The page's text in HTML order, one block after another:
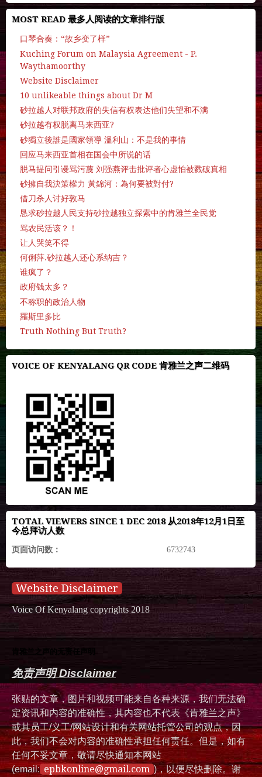
MOST READ 最多人阅读的文章排行版
口琴合奏：“故乡变了样”
Kuching Forum on Malaysia Agreement - P.
Waythamoorthy
Website Disclaimer
10 unlikeable things about Dr M
砂拉越人对联邦政府的失信有权表达他们失望和不满
砂拉越有权脱离马来西亚?
砂獨立後誰是國家領導 溫利山：不是我的事情
回应马来西亚首相在国会中所说的话
脱马提问引谩骂污蔑 刘强燕评击批评者心虚怕被戮破真相
砂擁自我決策權力 黃錦河：為何要被對付?
借刀杀人讨好敦马
恳求砂拉越人民支持砂拉越独立探索中的肯雅兰全民党
骂农民活该？！
让人哭笑不得
何俐萍.砂拉越人还心系纳吉？
谁疯了？
政府钱太多？
不称职的政治人物
羅斯里多比
Truth Nothing But Truth?
VOICE OF KENYALANG QR CODE 肯雅兰之声二维码
TOTAL VIEWERS SINCE 1 DEC 2018 从2018年12月1日至
今总拜访人数
页面访问数： 6732743
Website Disclaimer
Voice Of Kenyalang copyrights 2018
肯雅兰之声的无责任声明
免责声明 Disclaimer
张贴的文章，图片和视频可能来自各种来源，我们无法确
定资讯和内容的准确性，其内容也不代表《肯雅兰之声》
或其员工/义工/网站设计和有关网站托管公司的观点，因
此，我们不会对内容的准确性承担任何责任。但是，如有
任何不妥文章，敬请尽快通知本网站
(email: epbkonline@gmail.com )，以便尽快删除。谢